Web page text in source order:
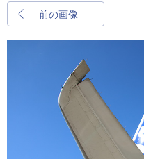
前の画像